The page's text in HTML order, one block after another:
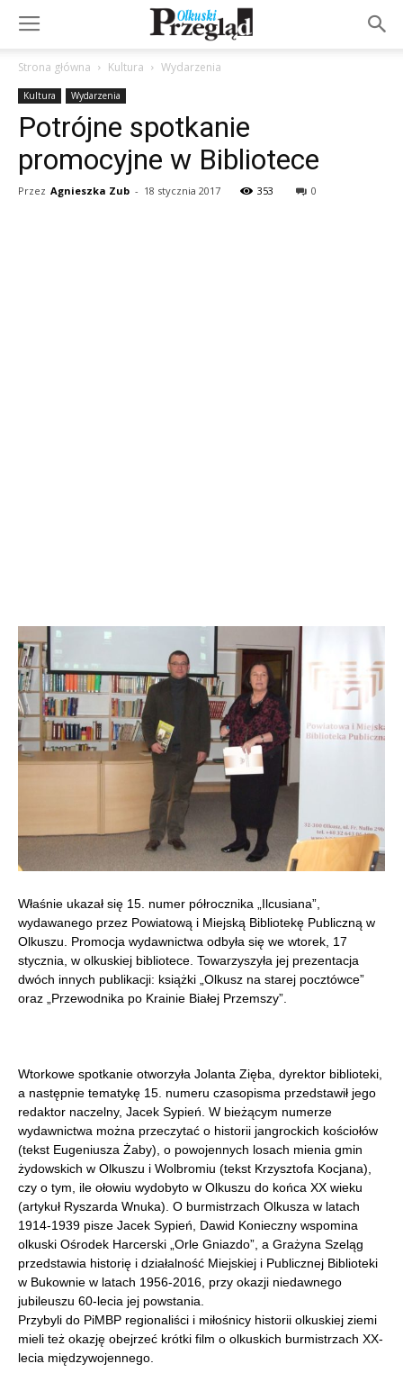
Strona główna Kultura Wydarzenia
Kultura Wydarzenia
Potrójne spotkanie
promocyjne w Bibliotece
Przez Agnieszka Zub - 18 stycznia 2017 353 0
Właśnie ukazał się 15. numer półrocznika „Ilcusiana”,
wydawanego przez Powiatową i Miejską Bibliotekę Publiczną w
Olkuszu. Promocja wydawnictwa odbyła się we wtorek, 17
stycznia, w olkuskiej bibliotece. Towarzyszyła jej prezentacja
dwóch innych publikacji: książki „Olkusz na starej pocztówce”
oraz „Przewodnika po Krainie Białej Przemszy”.
Wtorkowe spotkanie otworzyła Jolanta Zięba, dyrektor biblioteki,
a następnie tematykę 15. numeru czasopisma przedstawił jego
redaktor naczelny, Jacek Sypień. W bieżącym numerze
wydawnictwa można przeczytać o historii jangrockich kościołów
(tekst Eugeniusza Żaby), o powojennych losach mienia gmin
żydowskich w Olkuszu i Wolbromiu (tekst Krzysztofa Kocjana),
czy o tym, ile ołowiu wydobyto w Olkuszu do końca XX wieku
(artykuł Ryszarda Wnuka). O burmistrzach Olkusza w latach
1914-1939 pisze Jacek Sypień, Dawid Konieczny wspomina
olkuski Ośrodek Harcerski „Orle Gniazdo”, a Grażyna Szeląg
przedstawia historię i działalność Miejskiej i Publicznej Biblioteki
w Bukownie w latach 1956-2016, przy okazji niedawnego
jubileuszu 60-lecia jej powstania.
Przybyli do PiMBP regionaliści i miłośnicy historii olkuskiej ziemi
mieli też okazję obejrzeć krótki film o olkuskich burmistrzach XX-
lecia międzywojennego.